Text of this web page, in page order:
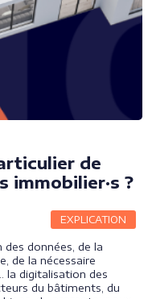
de
immobilier·s ?
EXPLICATION
des données, de la
de la nécessaire
la digitalisation des
du bâtiments, du